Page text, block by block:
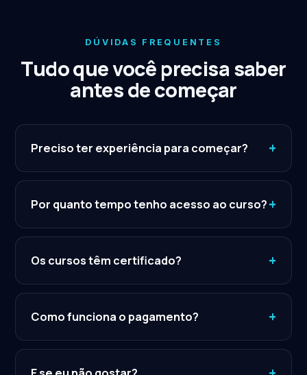
DÚVIDAS FREQUENTES
Tudo que você precisa saber
antes de começar
Preciso ter experiência para começar? +
Não. Temos uma trilha completa para iniciantes, do
evolui no seu ritmo até as técnicas avançadas.
Por quanto tempo tenho acesso ao curso?+
Você tem 12 meses de acesso na plataforma,
Estude quando e quantas vezes quiser dentro
desse prazo.
Os cursos têm certificado? +
Sim. Você tem acesso ilimitado às provas e a
qualificação no mercado.
Como funciona o pagamento? +
O pagamento é processado com total segurança.